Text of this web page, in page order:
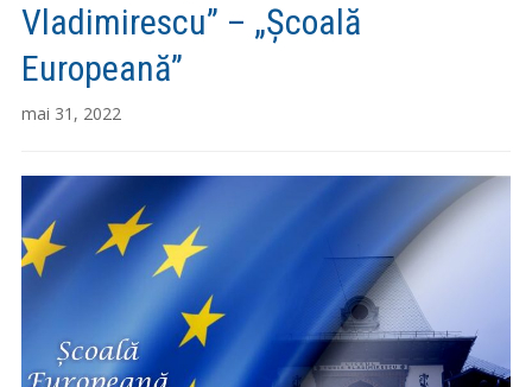
Vladimirescu” – „Școală
Europeană”
mai 31, 2022